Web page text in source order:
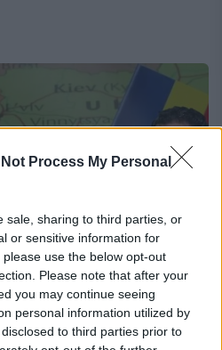
Not Process My Personal
sale, sharing to third parties, or
or sensitive information for
use the below opt-out
Please note that after your
you may continue seeing
personal information utilized by
to third parties prior to